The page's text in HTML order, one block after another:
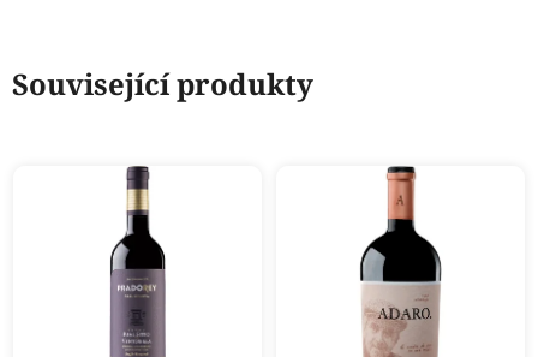
Související produkty